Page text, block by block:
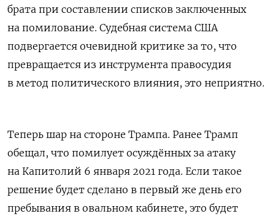
брата при составлении списков заключенных
на помилование. Судебная система США
подвергается очевидной критике за то, что
превращается из инструмента правосудия
в метод политического влияния, это неприятно.
Теперь шар на стороне Трампа. Ранее Трамп
обещал, что помилует осуждённых за атаку
на Капитолий 6 января 2021 года. Если такое
решение будет сделано в первый же день его
пребывания в овальном кабинете, это будет